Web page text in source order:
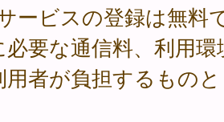
ビスの登録は無料
要な通信料、利用
者が負担するもの